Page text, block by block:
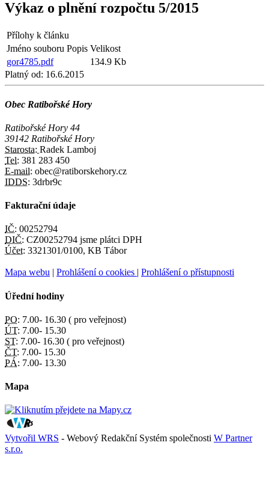
Výkaz o plnění rozpočtu 5/2015
Přílohy k článku
Jméno souboru Popis Velikost
gor4785.pdf
134.9 Kb
Platný od: 16.6.2015
Obec Ratibořské Hory
Ratibořské Hory 44
39142 Ratibořské Hory
Starosta: Radek Lamboj
Tel: 381 283 450
E-mail: obec@ratiborskehory.cz
IDDS: 3drbr9c
Fakturační údaje
IČ: 00252794
DIČ: CZ00252794 jsme plátci DPH
Účet: 3321301/0100, KB Tábor
Mapa webu | Prohlášení o cookies | Prohlášení o přístupnosti
Úřední hodiny
PO: 7.00- 16.30 ( pro veřejnost)
ÚT: 7.00- 15.30
ST: 7.00- 16.30 ( pro veřejnost)
ČT: 7.00- 15.30
PÁ: 7.00- 13.30
Mapa
Vytvořil WRS - Webový Redakční Systém společnosti W Partner
s.r.o.